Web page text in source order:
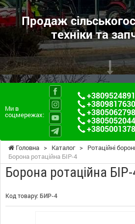
Продаж
техніки та
Ми в
соцмережах:
Головна > Каталог > Ротаційні
Борона ротаційна БІР-4
Борона ротаційна
Код товару: БИР-4